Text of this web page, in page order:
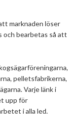
marknaden löser
och bearbetas så att
pelletsfabrikerna,
Varje länk i
upp för
i alla led.